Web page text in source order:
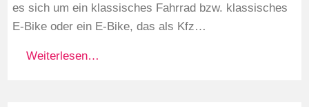
es sich um ein klassisches Fahrrad bzw. klassisches
E-Bike oder ein E-Bike, das als Kfz…
Weiterlesen…